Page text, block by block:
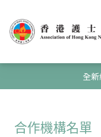
全
合作機構名單